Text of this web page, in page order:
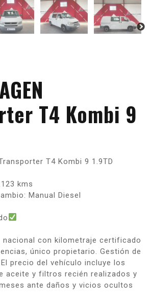
T4 Kombi 9
T4 Kombi 9 1.9TD
kms
Manual Diesel
nacional con kilometraje certificado
único propietario. Gestión de
precio del vehículo incluye los
aceite y filtros recién realizados y
ante daños y vicios ocultos